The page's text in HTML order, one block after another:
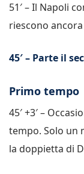
51′ – Il Napoli
riescono
45′ – Parte il
Primo tempo
45′ +3′ –
tempo. Solo un
la doppietta di